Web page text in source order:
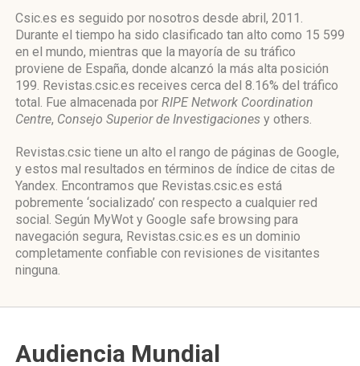
Csic.es es seguido por nosotros desde abril, 2011.
Durante el tiempo ha sido clasificado tan alto como 15 599
en el mundo, mientras que la mayoría de su tráfico
proviene de España, donde alcanzó la más alta posición
199. Revistas.csic.es receives cerca del 8.16% del tráfico
total. Fue almacenada por RIPE Network Coordination
Centre, Consejo Superior de Investigaciones y others.
Revistas.csic tiene un alto el rango de páginas de Google,
y estos mal resultados en términos de índice de citas de
Yandex. Encontramos que Revistas.csic.es está
pobremente ‘socializado’ con respecto a cualquier red
social. Según MyWot y Google safe browsing para
navegación segura, Revistas.csic.es es un dominio
completamente confiable con revisiones de visitantes
ninguna.
Audiencia Mundial